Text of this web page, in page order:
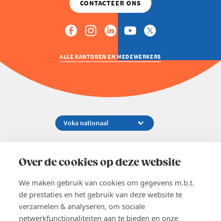
Over de cookies op deze website
We maken gebruik van cookies om gegevens m.b.t.
de prestaties en het gebruik van deze website te
verzamelen & analyseren, om sociale
netwerkfunctionaliteiten aan te bieden en onze
ALLE KANTOREN EN MEDEWERKERS
02 229 81 11